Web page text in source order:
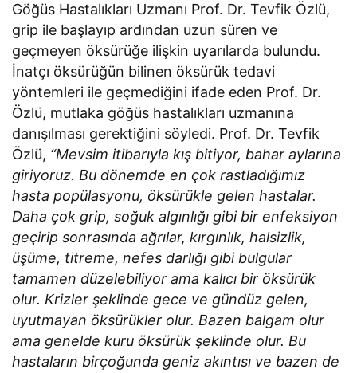
Göğüs Hastalıkları Uzmanı Prof. Dr. Tevfik Özlü,
grip ile başlayıp ardından uzun süren ve
geçmeyen öksürüğe ilişkin uyarılarda bulundu.
İnatçı öksürüğün bilinen öksürük tedavi
yöntemleri ile geçmediğini ifade eden Prof. Dr.
Özlü, mutlaka göğüs hastalıkları uzmanına
danışılması gerektiğini söyledi. Prof. Dr. Tevfik
Özlü, “Mevsim itibarıyla kış bitiyor, bahar aylarına
giriyoruz. Bu dönemde en çok rastladığımız
hasta popülasyonu, öksürükle gelen hastalar.
Daha çok grip, soğuk algınlığı gibi bir enfeksiyon
geçirip sonrasında ağrılar, kırgınlık, halsizlik,
üşüme, titreme, nefes darlığı gibi bulgular
tamamen düzelebiliyor ama kalıcı bir öksürük
olur. Krizler şeklinde gece ve gündüz gelen,
uyutmayan öksürükler olur. Bazen balgam olur
ama genelde kuru öksürük şeklinde olur. Bu
hastaların birçoğunda geniz akıntısı ve bazen de